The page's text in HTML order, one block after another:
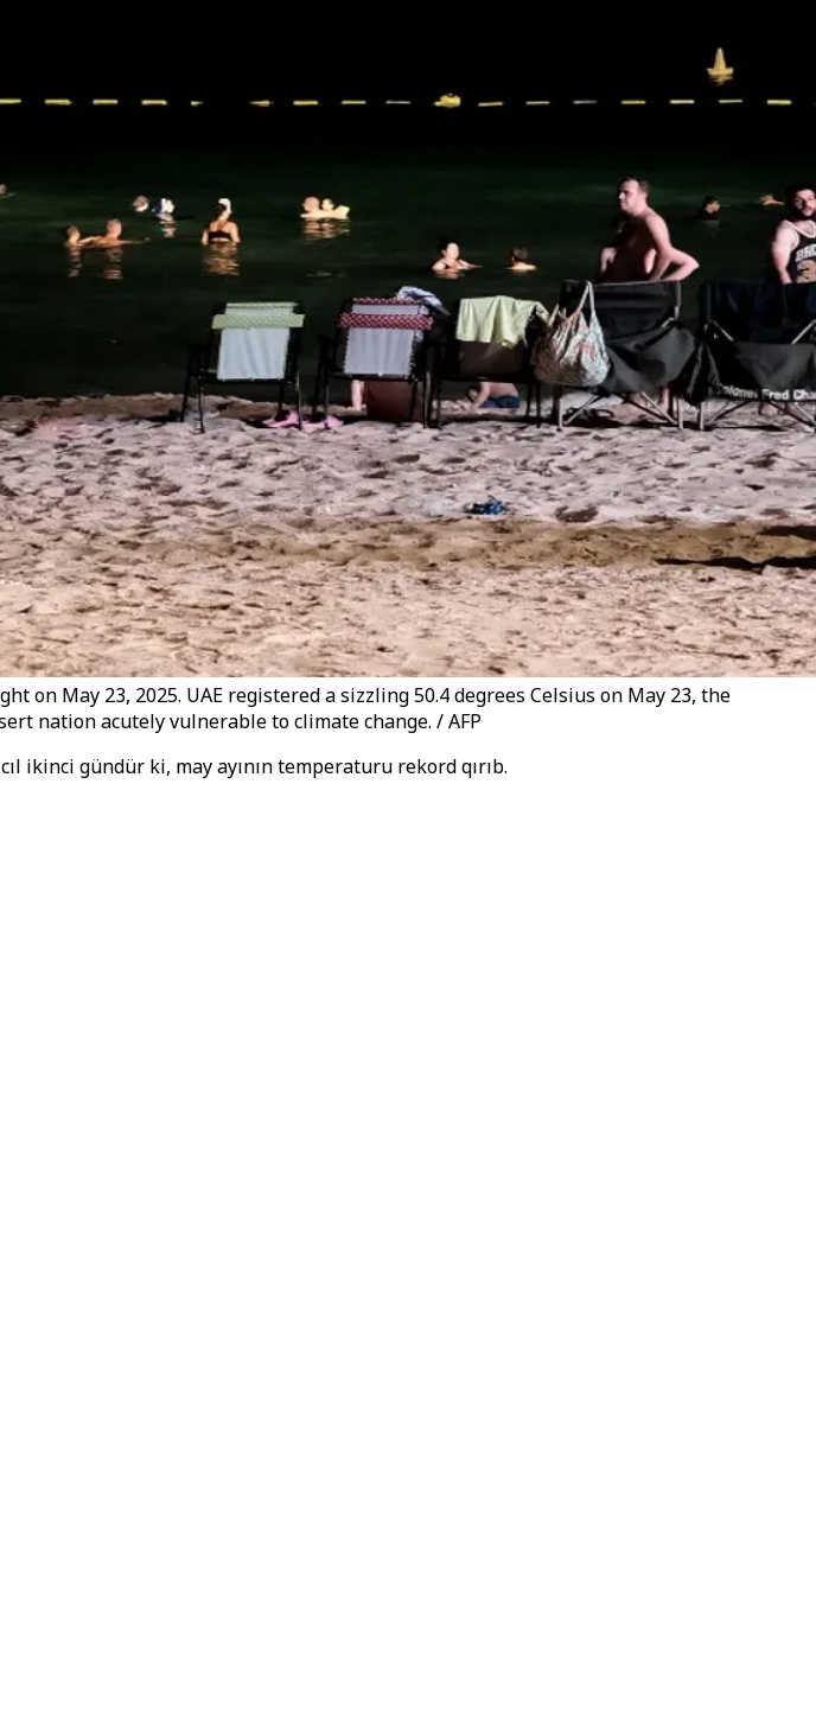
May 23, 2025. UAE registered a sizzling 50.4 degrees Celsius on May 23, the
nation acutely vulnerable to climate change. / AFP
ikinci gündür ki, may ayının temperaturu rekord qırıb.